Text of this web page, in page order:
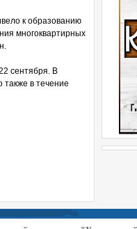
к образованию
многоквартирных
сентября. В
также в течение